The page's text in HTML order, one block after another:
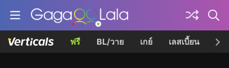
ฟรี BL/วาย เกย์ เลสเบี้ยน เค